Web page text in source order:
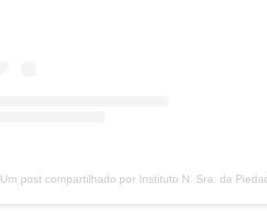
Um post compartilhado por Instituto N. Sra. da